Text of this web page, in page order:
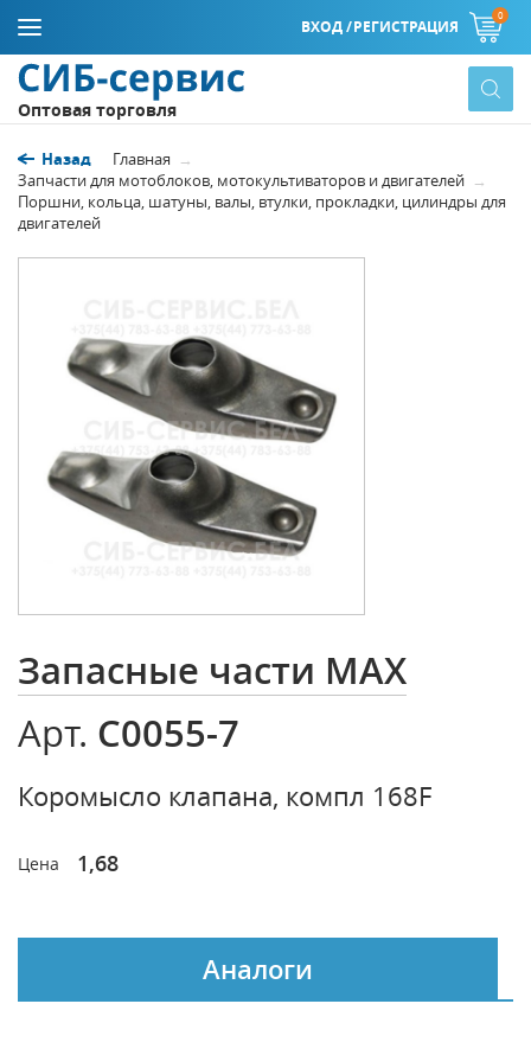
ВХОД /РЕГИСТРАЦИЯ
0
Оптовая торговля
Назад
Главная
Запчасти для мотоблоков, мотокультиваторов и двигателей
Поршни, кольца, шатуны, валы, втулки, прокладки, цилиндры для
двигателей
Запасные части MAX
Арт. C0055-7
Коромысло клапана, компл 168F
Цена 1,68
Аналоги